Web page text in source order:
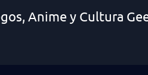
Anime y Cultura